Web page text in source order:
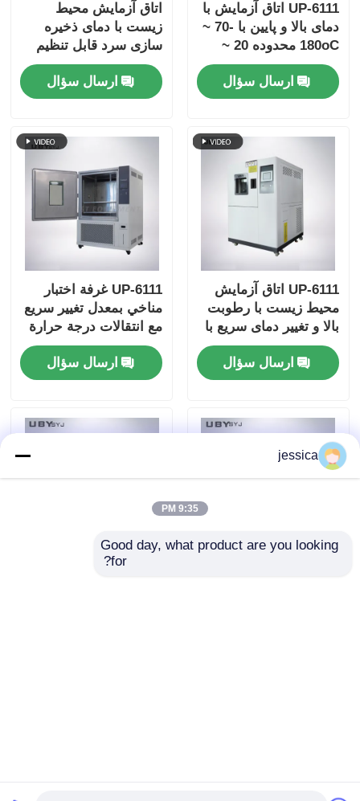
UP-6111 اتاق آزمایش با
دمای بالا و پایین با -70 ~
180oC محدوده 20 ~
98٪ رطوبت و کنترل
هوشمند صفحه لمسی
ارسال سؤال
اتاق آزمایش محیط
زیست با دمای ذخیره
سازی سرد قابل تنظیم
درب شیشه ای دو لایه
گرم و داخل فولاد ضد
زنگ SUS # 304
ارسال سؤال
UP-6111 اتاق آزمایش
محیط زیست با رطوبت
بالا و تغییر دمای سریع با
ژنراتور بخار
ارسال سؤال
UP-6111 غرفة اختبار
مناخي بمعدل تغيير سريع
مع انتقالات درجة حرارة
سريعة ووحدة تحكم قابلة
للبرمجة ارسال سؤال
jessica
9:35 PM
Good day, what product are you looking
for?